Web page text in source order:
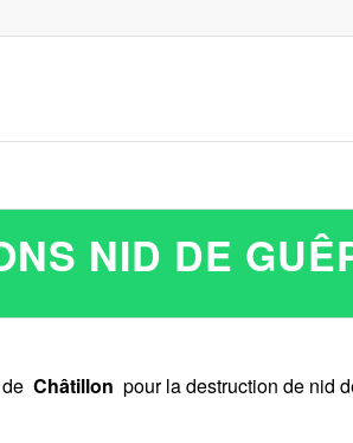
NID DE
Châtillon pour la destruction de nid